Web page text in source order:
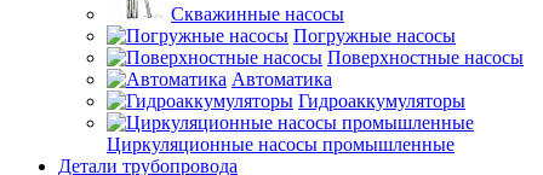
Скважинные насосы
Погружные насосы
Поверхностные насосы
Автоматика
Гидроаккумуляторы
Циркуляционные насосы промышленные
Детали трубопровода